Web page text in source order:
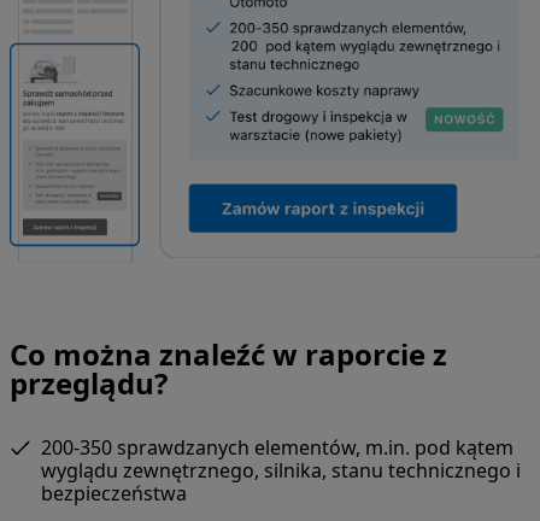
Co można znaleźć w raporcie z
przeglądu?
200-350 sprawdzanych elementów, m.in. pod kątem
wyglądu zewnętrznego, silnika, stanu technicznego i
bezpieczeństwa